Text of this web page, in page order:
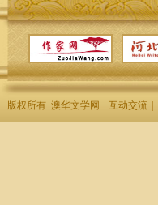
版权所有 澳华文学网 互动交流